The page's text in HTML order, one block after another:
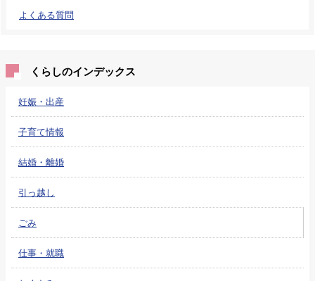
よくある質問
くらしのインデックス
妊娠・出産
子育て情報
結婚・離婚
引っ越し
ごみ
仕事・就職